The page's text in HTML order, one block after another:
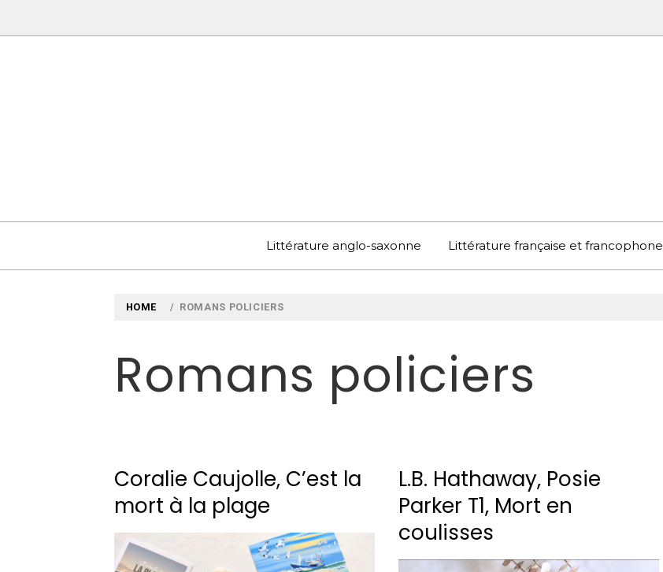
to
Littérature anglo-saxonne Littérature française et francophone
HOME ROMANS POLICIERS
Romans policiers
Coralie Caujolle, C’est la
mort à la plage
L.B. Hathaway, Posie
Parker T1, Mort en
coulisses